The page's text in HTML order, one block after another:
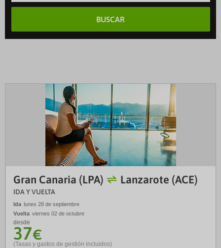
BUSCAR
Gran Canaria (LPA) Lanzarote (ACE)
IDA Y VUELTA
Ida lunes 28 de septiembre
Vuelta viernes 02 de octubre
desde
37€
(Tasas y gastos de gestión incluidos)